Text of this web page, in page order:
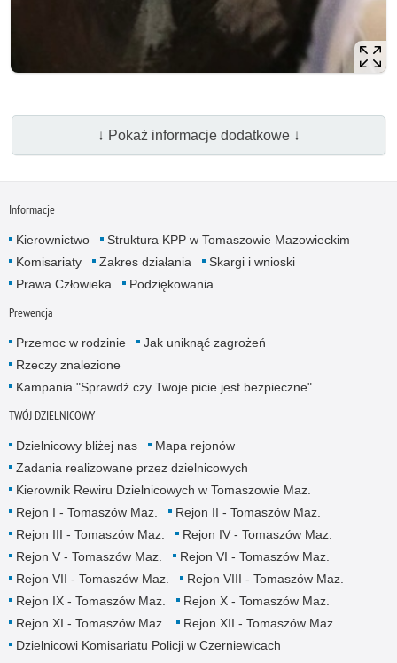
↓ Pokaż informacje dodatkowe ↓
Informacje
Kierownictwo
Struktura KPP w Tomaszowie Mazowieckim
Komisariaty
Zakres działania
Skargi i wnioski
Prawa Człowieka
Podziękowania
Prewencja
Przemoc w rodzinie
Jak uniknąć zagrożeń
Rzeczy znalezione
Kampania "Sprawdź czy Twoje picie jest bezpieczne"
TWÓJ DZIELNICOWY
Dzielnicowy bliżej nas
Mapa rejonów
Zadania realizowane przez dzielnicowych
Kierownik Rewiru Dzielnicowych w Tomaszowie Maz.
Rejon I - Tomaszów Maz.
Rejon II - Tomaszów Maz.
Rejon III - Tomaszów Maz.
Rejon IV - Tomaszów Maz.
Rejon V - Tomaszów Maz.
Rejon VI - Tomaszów Maz.
Rejon VII - Tomaszów Maz.
Rejon VIII - Tomaszów Maz.
Rejon IX - Tomaszów Maz.
Rejon X - Tomaszów Maz.
Rejon XI - Tomaszów Maz.
Rejon XII - Tomaszów Maz.
Dzielnicowi Komisariatu Policji w Czerniewicach